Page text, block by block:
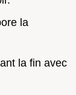
la
la fin avec